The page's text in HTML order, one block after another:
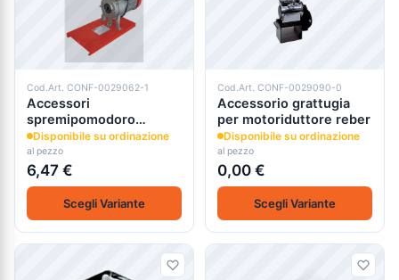
Cod.Art. CONF-0029062-1
Accessori
spremipomodoro
elettrico omaz:
Disponibile su ordinazione
al pezzo
6,47 €
Scegli Variante
Cod.Art. CONF-0029090-0
Accessorio grattugia
per motoriduttore reber
Disponibile su ordinazione
al pezzo
0,00 €
Scegli Variante